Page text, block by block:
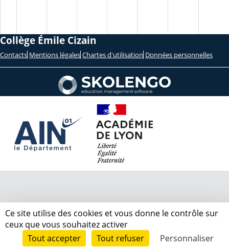
Collège Émile Cizain
Contacts Mentions légales Chartes d'utilisation Données personnelles
Ce site utilise des cookies et vous donne le contrôle sur
ceux que vous souhaitez activer
Tout accepter
Tout refuser Personnaliser